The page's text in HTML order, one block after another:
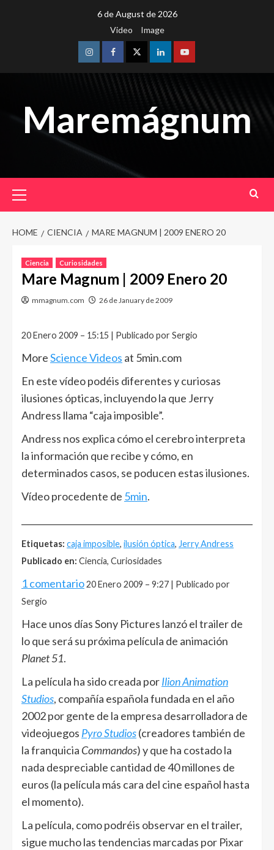
6 de August de 2026
Video
Image
InstagramFacebookTwitterLinkedinYoutube
Maremágnum
Menu
HOME CIENCIA MARE MAGNUM | 2009 ENERO 20
Ciencia Curiosidades
Mare Magnum | 2009 Enero 20
mmagnum.com 26 de January de 2009
20 Enero 2009 – 15:15 | Publicado por Sergio
MoreScience Videos at 5min.com
En este vídeo podéis diferentes y curiosas
ilusiones ópticas, incluyendo la que Jerry
Andress llama “caja imposible”.
Andress nos explica cómo el cerebro interpreta
la información que recibe y cómo, en
determinados casos, se poducen estas ilusiones.
Vídeo procedente de 5min.
Etiquetas: caja imposible, ilusión óptica, Jerry Andress
Publicado en: Ciencia, Curiosidades
1 comentario20 Enero 2009 – 9:27 | Publicado por
Sergio
Hace unos días Sony Pictures lanzó el trailer de
lo que será su próxima película de animación
Planet 51.
La película ha sido creada porIlion Animation
Studios, compañía española fundada en el año
2002 por gente de la empresa desarrolladora de
videojuegos Pyro Studios(creadores también de
la franquicia Commandos) y que ha costado la
nada despreciable cantidad de 40 millones de
euros (la película más cara del cine español hasta
el momento).
La película, como podréis observar en el trailer,
sigue mucho las tendencias marcadas por Pixar